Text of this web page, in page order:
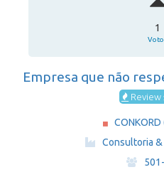
1
Empresa que não
Review
CONKORD
·
Consultoria
·